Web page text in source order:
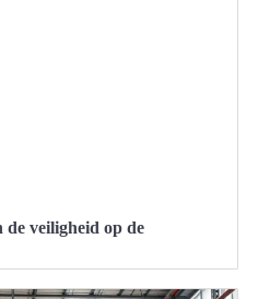
de veiligheid op de